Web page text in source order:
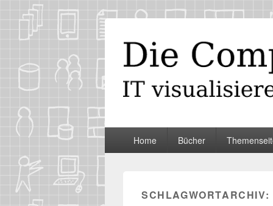
Die
PrimäresHome Bücher
SCHLAGWORTARCHIV: